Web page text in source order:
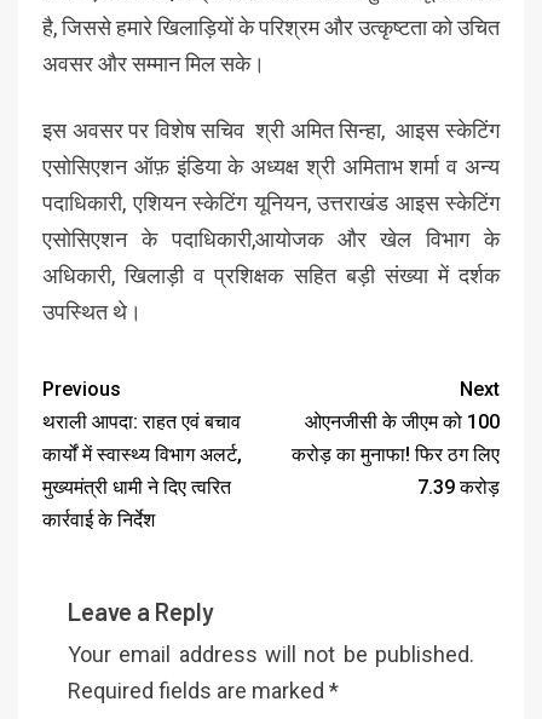
है, जिससे हमारे खिलाड़ियों के परिश्रम और उत्कृष्टता को उचित
अवसर और सम्मान मिल सके।
इस अवसर पर विशेष सचिव श्री अमित सिन्हा, आइस स्केटिंग
एसोसिएशन ऑफ़ इंडिया के अध्यक्ष श्री अमिताभ शर्मा व अन्य
पदाधिकारी, एशियन स्केटिंग यूनियन, उत्तराखंड आइस स्केटिंग
एसोसिएशन के पदाधिकारी,आयोजक और खेल विभाग के
अधिकारी, खिलाड़ी व प्रशिक्षक सहित बड़ी संख्या में दर्शक
उपस्थित थे।
Previous
थराली आपदा: राहत एवं बचाव
कार्यों में स्वास्थ्य विभाग अलर्ट,
मुख्यमंत्री धामी ने दिए त्वरित
कार्रवाई के निर्देश
Next
ओएनजीसी के जीएम को 100
करोड़ का मुनाफा! फिर ठग लिए
7.39 करोड़
Leave a Reply
Your email address will not be published.
Required fields are marked *